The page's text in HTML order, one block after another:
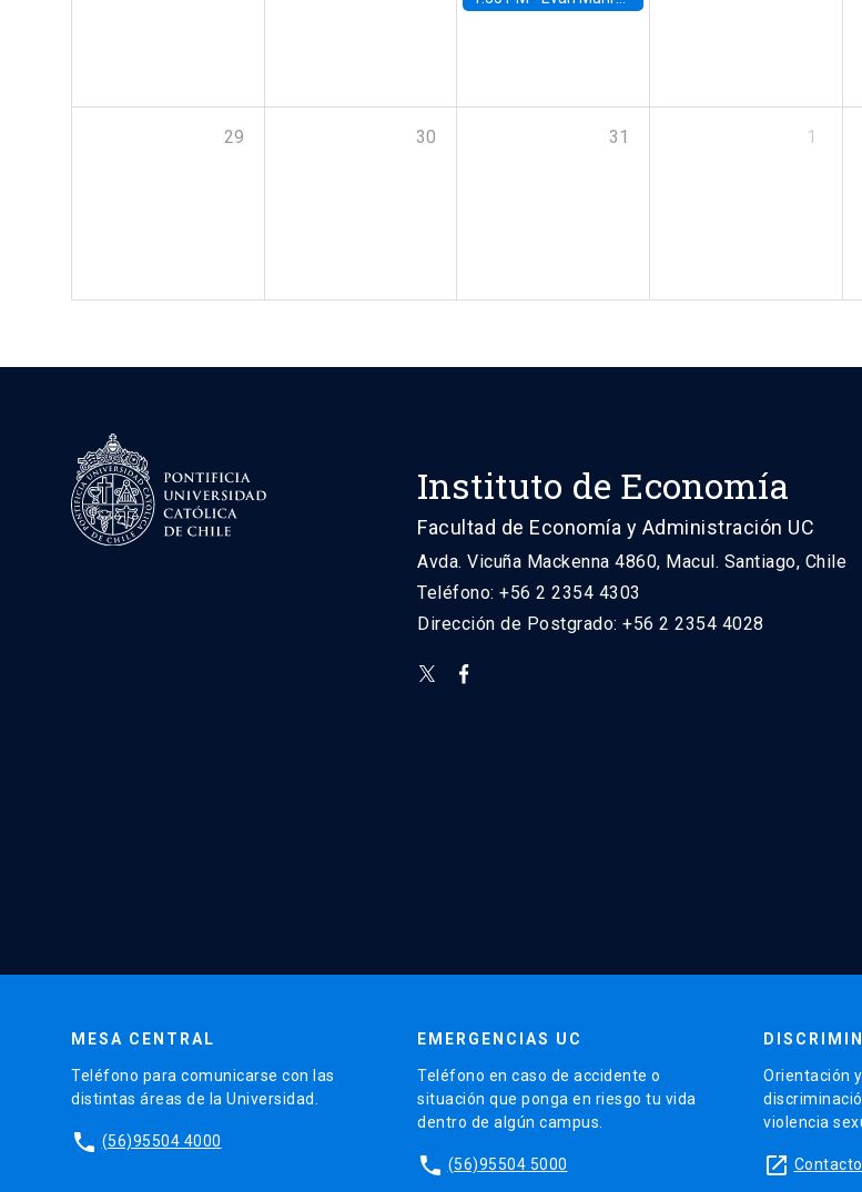
29 30 31 1
Instituto de Economía
Facultad de Economía y Administración UC
Avda. Vicuña Mackenna 4860, Macul. Santiago, Chile
Teléfono: +56 2 2354 4303
Dirección de Postgrado: +56 2 2354 4028
MESA CENTRAL
Teléfono para comunicarse con las
distintas áreas de la Universidad.
phone (56)95504 4000
EMERGENCIAS UC
Teléfono en caso de accidente o
situación que ponga en riesgo tu vida
dentro de algún campus.
phone (56)95504 5000
Orientación
violencia
launch